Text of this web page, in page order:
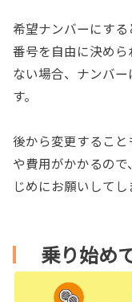
希望ナンバーにす
番号を自由に決め
ない場合、ナンバ
す。
後から変更するこ
や費用がかかるの
じめにお願いしてし
乗り始め